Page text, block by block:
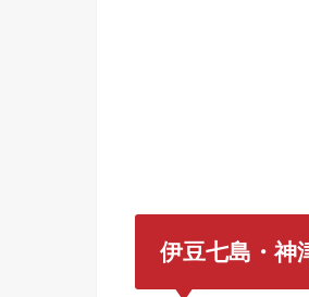
伊豆七島・神